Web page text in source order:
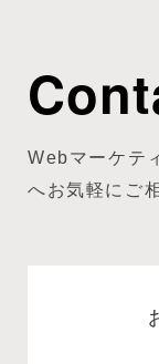
Webマーケテ
へお気軽にご